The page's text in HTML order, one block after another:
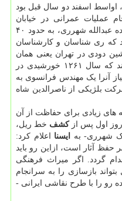
اواسط اسفند دو سال قبل بود
عملیات عمرانی در خیابان
فداییان اسلام و درست مقابل امامزاده عبدالله شهرری، به حدود ۴۰
که ری شناسان و کارشناسان
دودی در تهران یعنی همان
«نخستین خط تراموای تهران» دانستند که سال ۱۲۶۱ خورشیدی در
آنرا یک مهندس فرانسوی به
بلژیکی از ناصرالدین شاه
زیادی برای حفاظت از آن
روز اول پس ازکشف خط ریل،
شهرری- به
ایسنا اعلام کرد:
آثار است، ازاین رو باید
گردد. اگر میراث فرهنگی
بازسازی را به سرانجام
رو را با طرح نقاشی ایرانی -